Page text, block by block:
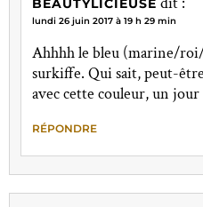
BEAUTYLICIEUSE
lundi 26 juin 2017 à 19 h 29 min
Ahhhh le bleu (marine/
surkiffe. Qui sait, peut-
avec cette couleur, un jour
RÉPONDRE